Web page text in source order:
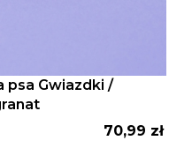
psa Gwiazdki /
Cena
70,99 zł